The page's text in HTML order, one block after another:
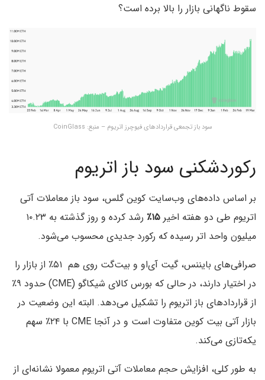
سقوط ناگهانی بازار را بالا برده است؟
سود باز تجمعی قراردادهای فیوچرز اتریوم – منبع: CoinGlass
رکوردشکنی سود باز اتریوم
بر اساس داده‌های وب‌سایت کوین گلس، سود باز معاملات آتی
اتریوم طی دو هفته اخیر
رشد کرده و روز گذشته به ۱۰.۲۳
میلیون واحد اتر رسیده که رکورد جدیدی محسوب می‌شود.
صرافی‌های بایننس، گیت آی‌او و بیت‌گت روی هم ۵۱٪ از بازار را
در اختیار دارند، در حالی که بورس کالای شیکاگو (CME) حدود ۹٪
از قراردادهای باز اتریوم را تشکیل می‌دهد. البته این وضعیت در
بازار آتی بیت کوین متفاوت است و در آنجا CME با ۲۴٪ سهم
یکه‌تازی می‌کند.
به طور کلی، افزایش حجم معاملات آتی اتریوم معمولا نشانه‌ای از